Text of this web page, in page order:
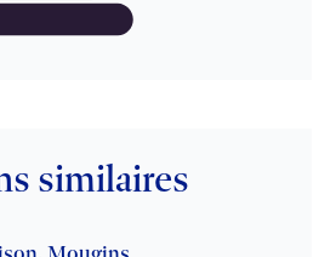
similaires